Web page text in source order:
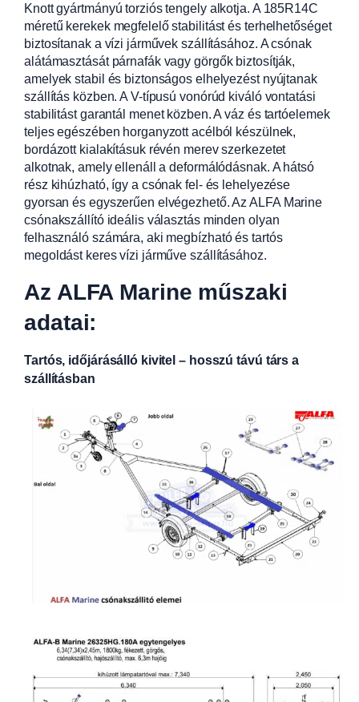
Knott gyártmányú torziós tengely alkotja. A 185R14C
méretű kerekek megfelelő stabilitást és terhelhetőséget
biztosítanak a vízi járművek szállításához. A csónak
alátámasztását párnafák vagy görgők biztosítják,
amelyek stabil és biztonságos elhelyezést nyújtanak
szállítás közben. A V-típusú vonórúd kiváló vontatási
stabilitást garantál menet közben. A váz és tartóelemek
teljes egészében horganyzott acélból készülnek,
bordázott kialakításuk révén merev szerkezetet
alkotnak, amely ellenáll a deformálódásnak. A hátsó
rész kihúzható, így a csónak fel- és lehelyezése
gyorsan és egyszerűen elvégezhető. Az ALFA Marine
csónakszállító ideális választás minden olyan
felhasználó számára, aki megbízható és tartós
megoldást keres vízi járműve szállításához.
Az ALFA Marine műszaki
adatai:
Tartós, időjárásálló kivitel – hosszú távú társ a
szállításban